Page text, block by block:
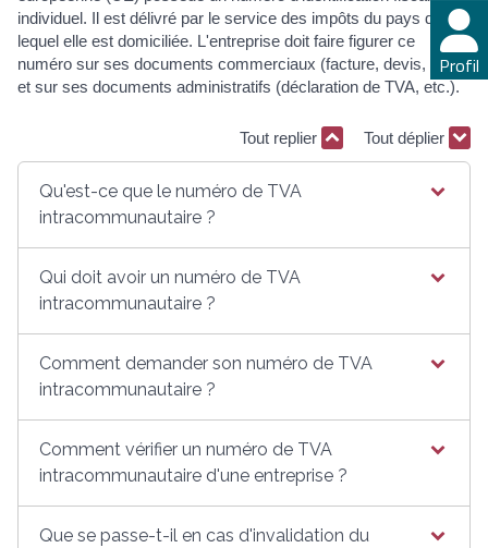
Profil
individuel. Il est délivré par le service des impôts du pays dans
lequel elle est domiciliée. L'entreprise doit faire figurer ce
numéro sur ses documents commerciaux (facture, devis, etc.)
et sur ses documents administratifs (déclaration de TVA, etc.).
Tout replier Tout déplier
Qu'est-ce que le numéro de TVA
intracommunautaire ?
Qui doit avoir un numéro de TVA
intracommunautaire ?
Comment demander son numéro de TVA
intracommunautaire ?
Comment vérifier un numéro de TVA
intracommunautaire d'une entreprise ?
Que se passe-t-il en cas d'invalidation du